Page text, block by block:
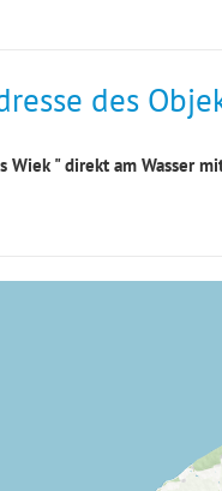
des
Wiek " direkt am Wasser